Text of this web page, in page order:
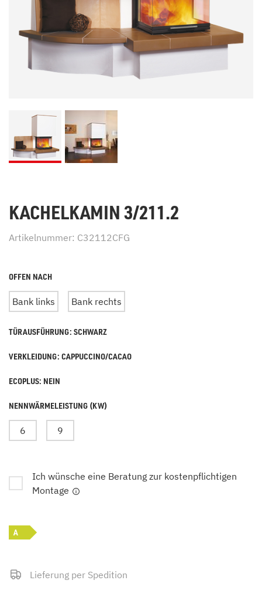
KACHELKAMIN 3/211.2
Artikelnummer: C32112CFG
OFFEN NACH
Bank links Bank rechts
TÜRAUSFÜHRUNG: SCHWARZ
VERKLEIDUNG: CAPPUCCINO/CACAO
ECOPLUS: NEIN
NENNWÄRMELEISTUNG (KW)
6 9
Ich wünsche eine Beratung zur kostenpflichtigen
Montage
A
Lieferung per Spedition